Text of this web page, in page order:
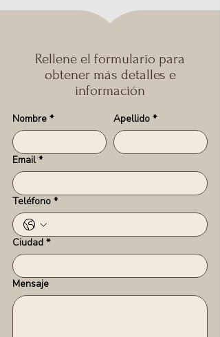
Rellene el formulario para
obtener más detalles e
información
Nombre * Apellido *
Email *
Teléfono *
Ciudad *
Mensaje